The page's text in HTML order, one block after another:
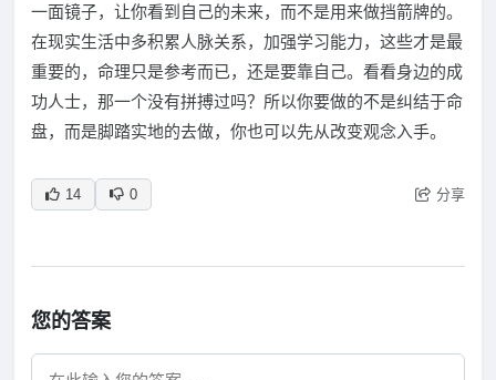
一面镜子，让你看到自己的未来，而不是用来做挡箭牌的。
在现实生活中多积累人脉关系，加强学习能力，这些才是最
重要的，命理只是参考而已，还是要靠自己。看看身边的成
功人士，那一个没有拼搏过吗？所以你要做的不是纠结于命
盘，而是脚踏实地的去做，你也可以先从改变观念入手。
14 0 分享
您的答案